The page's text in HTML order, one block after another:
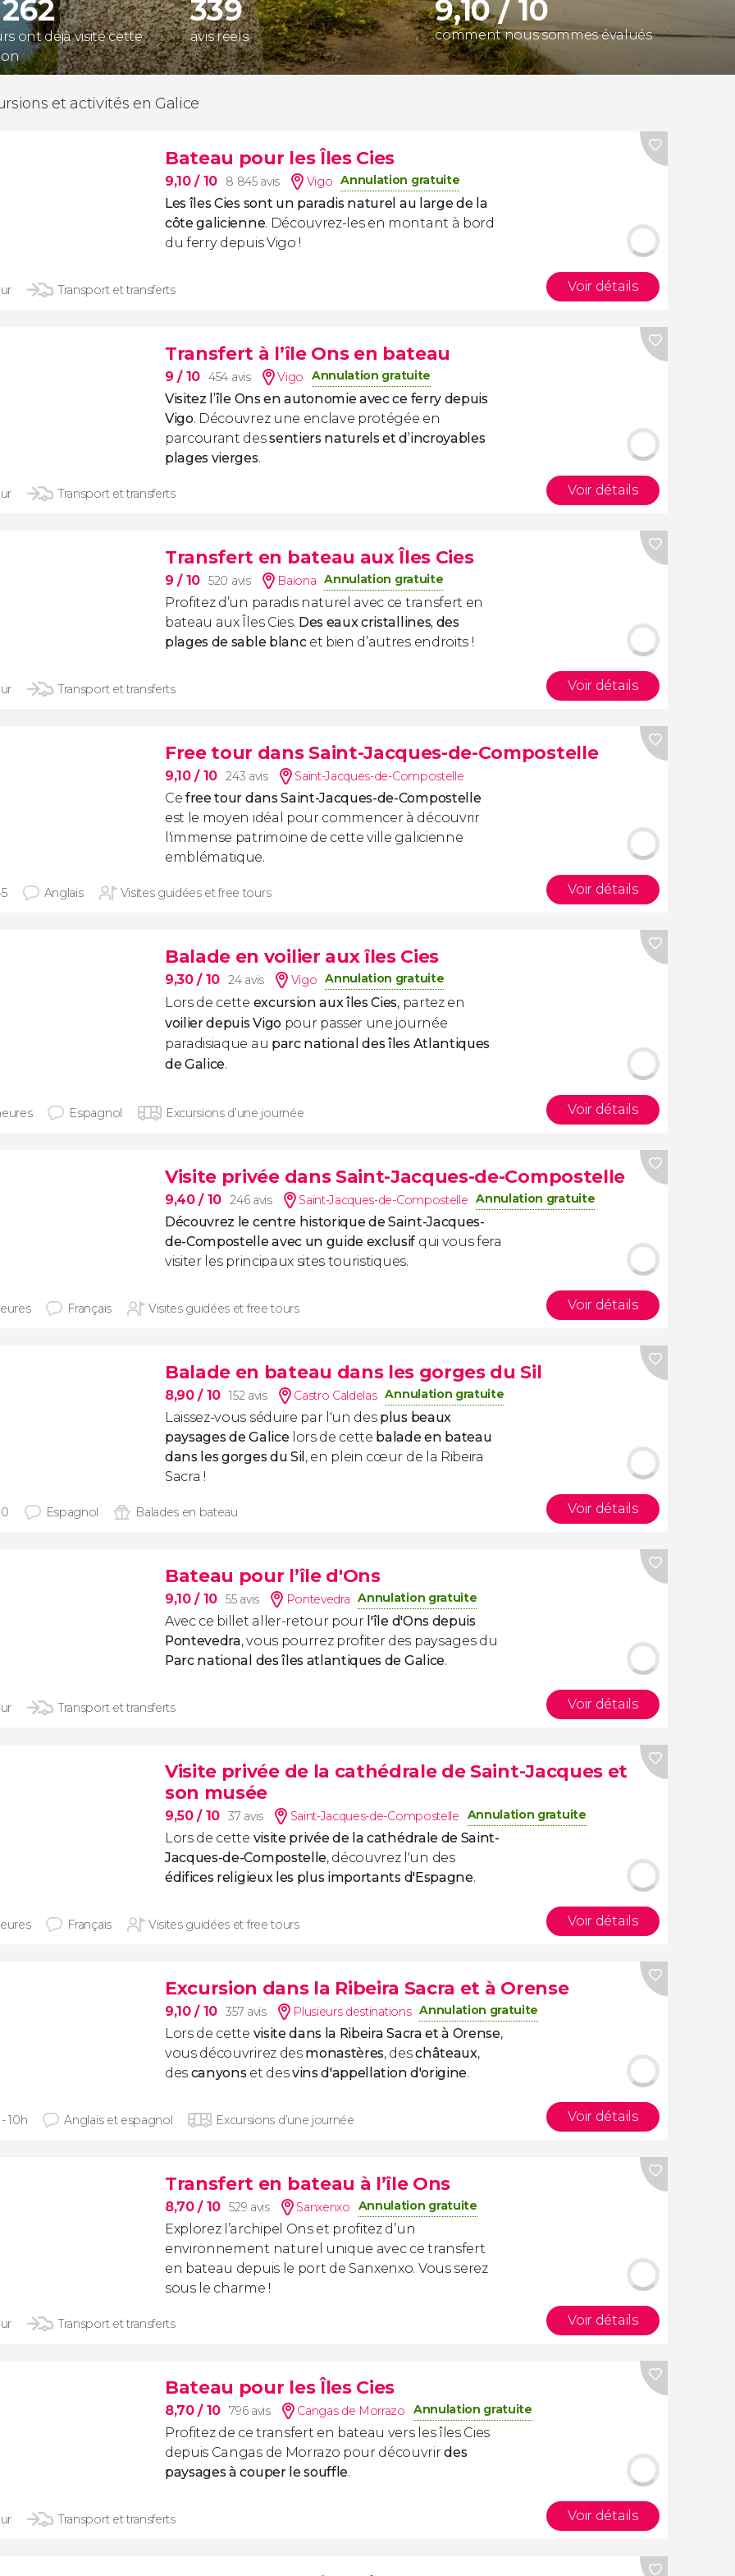
ont déjà visité cette
339
avis réels
9,10 / 10
comment nous sommes évalués
et activités en Galice
Bateau pour les Îles Cies
9,10/ 10 8 845 avis Vigo Annulation gratuite
Les îles Cies sont un paradis naturel au large de la
côte galicienne. Découvrez-les en montant à bord
du ferry depuis Vigo !
Transport et transferts Voir détails
Transfert à l’île Ons en bateau
9/ 10 454 avis Vigo Annulation gratuite
Visitez l’île Ons en autonomie avec ce ferry depuis
Vigo. Découvrez une enclave protégée en
parcourant dessentiers naturels et d’incroyables
plages vierges.
Transport et transferts Voir détails
Transfert en bateau aux Îles Cies
9/ 10 520 avis Baiona Annulation gratuite
Profitez d’un paradis naturel avec ce transfert en
bateau aux Îles Cies. Des eaux cristallines, des
plages de sable blancet bien d’autres endroits !
Transport et transferts Voir détails
Free tour dans Saint-Jacques-de-Compostelle
9,10/ 10 243 avis Saint-Jacques-de-Compostelle
Cefree tour dans Saint-Jacques-de-Compostelle
est le moyen idéal pour commencer à découvrir
l'immense patrimoine de cette ville galicienne
emblématique.
Anglais Visites guidées et free tours Voir détails
Balade en voilier aux îles Cies
9,30/ 10 24 avis Vigo Annulation gratuite
Lors de cette excursion aux îles Cies, partez en
voilier depuis Vigopour passer une journée
paradisiaque au parc national des îles Atlantiques
de Galice.
Espagnol Excursions d’une journée Voir détails
Visite privée dans Saint-Jacques-de-Compostelle
9,40/ 10 246 avis Saint-Jacques-de-Compostelle Annulation gratuite
Découvrez le centre historique de Saint-Jacques-
de-Compostelle avec un guide exclusif qui vous fera
visiter les principaux sites touristiques.
Français Visites guidées et free tours Voir détails
Balade en bateau dans les gorges du Sil
8,90/ 10 152 avis Castro Caldelas Annulation gratuite
Laissez-vous séduire par l'un des plus beaux
paysages de Galice lors de cette balade en bateau
dans les gorges du Sil , en plein cœur de la Ribeira
Sacra !
Espagnol Balades en bateau Voir détails
Bateau pour l’île d'Ons
9,10/ 10 55 avis Pontevedra Annulation gratuite
Avec ce billet aller-retour pour l'île d'Ons depuis
Pontevedra, vous pourrez profiter des paysages du
Parc national des îles atlantiques de Galice.
Transport et transferts Voir détails
Visite privée de la cathédrale de Saint-Jacques et
son musée
9,50/ 10 37 avis Saint-Jacques-de-Compostelle Annulation gratuite
Lors de cette visite privée de la cathédrale de Saint-
Jacques-de-Compostelle, découvrez l'un des
édifices religieux les plus importants d'Espagne.
Français Visites guidées et free tours Voir détails
Excursion dans la Ribeira Sacra et à Orense
9,10/ 10 357 avis Plusieurs destinations Annulation gratuite
Lors de cette visite dans la Ribeira Sacra et à Orense,
vous découvrirez des monastères, deschâteaux,
des canyons et desvins d'appellation d'origine.
10h Anglais et espagnol Excursions d’une journée Voir détails
Transfert en bateau à l’île Ons
8,70/ 10 529 avis Sanxenxo Annulation gratuite
Explorez l’archipel Ons et profitez d’un
environnement naturel unique avec ce transfert
en bateau depuis le port de Sanxenxo. Vous serez
sous le charme !
Transport et transferts Voir détails
Bateau pour les Îles Cies
8,70/ 10 796 avis Cangas de Morrazo Annulation gratuite
Profitez de ce transfert en bateau vers les îles Cies
depuis Cangas de Morrazo pour découvrirdes
paysages à couper le souffle.
Transport et transferts Voir détails